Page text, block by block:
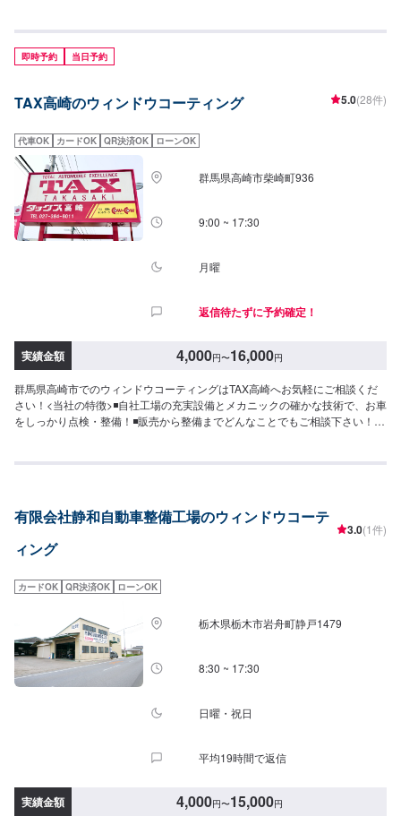
備士による点検・メンテナンス、クルマのパーツ交換や取り付け・カスタム
など様々なサービスを展開しており、すべてにおいてクルマに精通したスタ
ッフよりお客様へ丁寧な説明を行うことを心がけています。-----------------------
見積りにご納得いただければ作業開始【4】仕上がり次第納車〈納期につい
なる場合、納期が表示目安より変更となる場合がございます。〈代車につい
て〉無料の代車ご用意しております！愛車の作業中は代車をご利用くださ
い！※代車の燃料代はお客様にご負担いただいております。【定休日・営業時
間】定休日：不定休営業時間：9:00~18:00
即時予約 当日予約
TAX高崎のウィンドウコーティング 5.0(28件)
代車OK カードOK QR決済OK ローンOK
群馬県高崎市柴崎町936
9:00 ~ 17:30
月曜
返信待たずに予約確定！
実績金額 4,000円〜16,000円
群馬県高崎市でのウィンドウコーティングはTAX高崎へお気軽にご相談くだ
さい！<当社の特徴>◾自社工場の充実設備とメカニックの確かな技術で、お車
をしっかり点検・整備！◾販売から整備までどんなことでもご相談下さい！
>★安く済ませたい…★時間があまり取れない…★車が動かなくなってしまっ
車-----納期について-----納期は通常2日～3日程度で納車となります。(要相談)
納期は前後する場合がございます。予めご了承ください。-----代車について---
--無料の代車をご用意しています。お車の作業中は代車をご利用ください。※
付方法-----入庫の際はお気をつけてお越しください。駐車スペースは事務所前
の空いているスペースに駐車してください。受付はスタッフへ「メンテモで
予約しました」とお伝えください。ご案内いたします。【定休日・営業時
間】定休日：月曜日営業時間：9:00~19:00※日曜日のみ9:00~18:00
有限会社静和自動車整備工場のウィンドウコーテ
ィング
3.0(1件)
カードOK QR決済OK ローンOK
栃木県栃木市岩舟町静戸1479
8:30 ~ 17:30
日曜・祝日
平均19時間で返信
実績金額 4,000円〜15,000円